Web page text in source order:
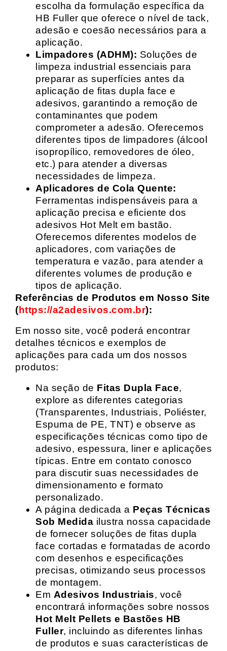
escolha da formulação específica da
HB Fuller que oferece o nível de tack,
adesão e coesão necessários para a
aplicação.
Limpadores (ADHM): Soluções de
limpeza industrial essenciais para
preparar as superfícies antes da
aplicação de fitas dupla face e
adesivos, garantindo a remoção de
contaminantes que podem
comprometer a adesão. Oferecemos
diferentes tipos de limpadores (álcool
isopropílico, removedores de óleo,
etc.) para atender a diversas
necessidades de limpeza.
Aplicadores de Cola Quente:
Ferramentas indispensáveis para a
aplicação precisa e eficiente dos
adesivos Hot Melt em bastão.
Oferecemos diferentes modelos de
aplicadores, com variações de
temperatura e vazão, para atender a
diferentes volumes de produção e
tipos de aplicação.
Referências de Produtos em Nosso Site
(https://a2adesivos.com.br):
Em nosso site, você poderá encontrar
detalhes técnicos e exemplos de
aplicações para cada um dos nossos
produtos:
Na seção de Fitas Dupla Face,
explore as diferentes categorias
(Transparentes, Industriais, Poliéster,
Espuma de PE, TNT) e observe as
especificações técnicas como tipo de
adesivo, espessura, liner e aplicações
típicas. Entre em contato conosco
para discutir suas necessidades de
dimensionamento e formato
personalizado.
A página dedicada a Peças Técnicas
Sob Medida ilustra nossa capacidade
de fornecer soluções de fitas dupla
face cortadas e formatadas de acordo
com desenhos e especificações
precisas, otimizando seus processos
de montagem.
Em Adesivos Industriais, você
encontrará informações sobre nossos
Hot Melt Pellets e Bastões HB
Fuller, incluindo as diferentes linhas
de produtos e suas características de